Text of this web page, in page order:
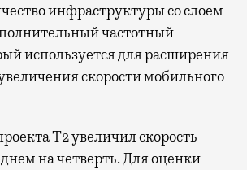
инфраструктуры со слоем
частотный
используется для расширения
скорости мобильного
Т2 увеличил скорость
на четверть. Для оценки